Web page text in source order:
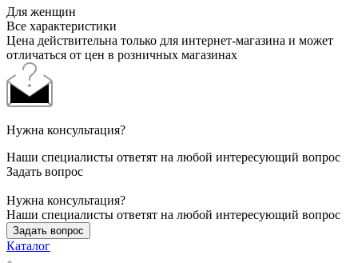
Для женщин
Все характеристики
Цена действительна только для интернет-магазина и может
отличаться от цен в розничных магазинах
Нужна консультация?
Наши специалисты ответят на любой интересующий вопрос
Задать вопрос
Нужна консультация?
Наши специалисты ответят на любой интересующий вопрос
Задать вопрос
Каталог